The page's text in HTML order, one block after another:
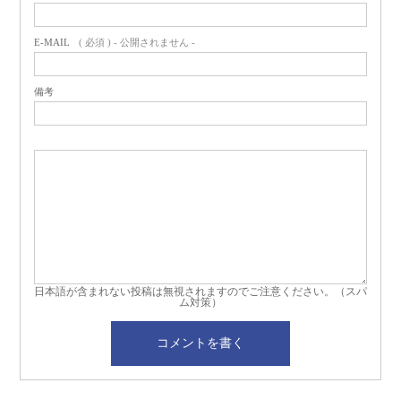
E-MAIL ( 必須 ) - 公開されません -
備考
日本語が含まれない投稿は無視されますのでご注意ください。（スパ
ム対策）